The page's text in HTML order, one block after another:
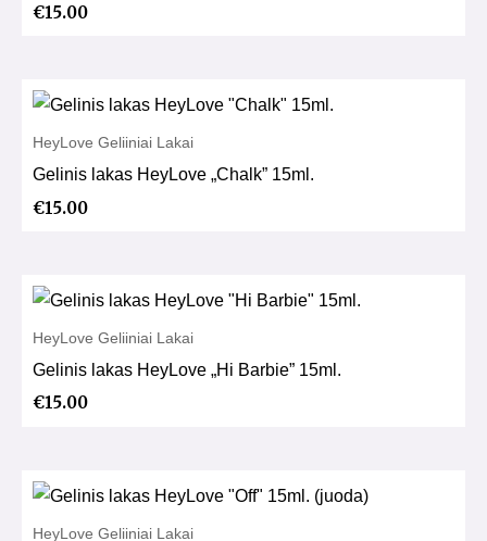
€15.00
HeyLove Geliiniai Lakai
Gelinis lakas HeyLove „Chalk” 15ml.
€15.00
HeyLove Geliiniai Lakai
Gelinis lakas HeyLove „Hi Barbie” 15ml.
€15.00
HeyLove Geliiniai Lakai